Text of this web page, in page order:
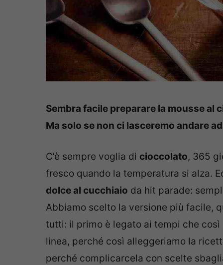
Sembra facile preparare la mousse al
Ma solo se non ci lasceremo andare
C’è sempre voglia di cioccolato, 365
fresco quando la temperatura si alza.
dolce al cucchiaio da hit parade:
Abbiamo scelto la versione più facile,
tutti: il primo è legato ai tempi che
linea, perché così alleggeriamo la
perché complicarcela con scelte